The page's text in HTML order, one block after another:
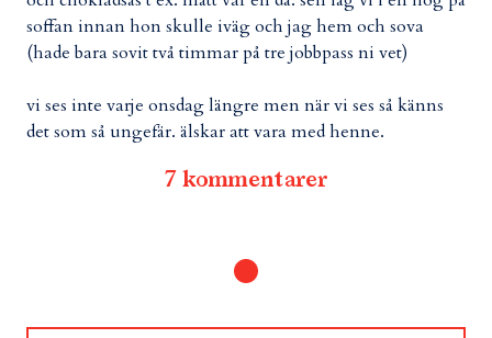
soffan innan hon skulle iväg och jag hem och sova
(hade bara sovit två timmar på tre jobbpass ni vet)
vi ses inte varje onsdag längre men när vi ses så känns
det som så ungefär. älskar att vara med henne.
7 kommentarer